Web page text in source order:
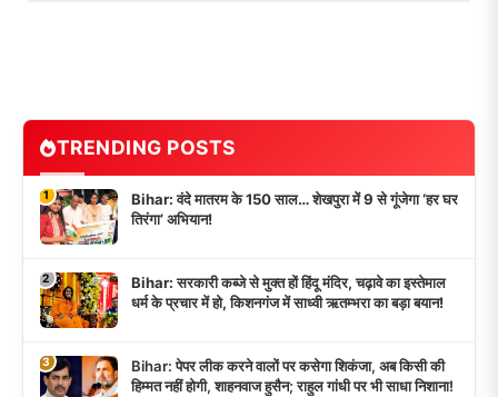
TRENDING POSTS
1
Bihar: वंदे मातरम के 150 साल… शेखपुरा में 9 से गूंजेगा ‘हर घर
तिरंगा’ अभियान!
2
Bihar: सरकारी कब्जे से मुक्त हों हिंदू मंदिर, चढ़ावे का इस्तेमाल
धर्म के प्रचार में हो, किशनगंज में साध्वी ऋतम्भरा का बड़ा बयान!
3
Bihar: पेपर लीक करने वालों पर कसेगा शिकंजा, अब किसी की
हिम्मत नहीं होगी, शाहनवाज हुसैन; राहुल गांधी पर भी साधा निशाना!